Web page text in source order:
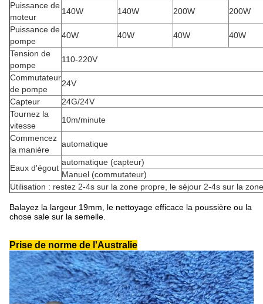
Puissance de
moteur
140W 140W 200W
200W
Puissance de
pompe
40W 40W 40W
40W
Tension de
pompe
110-220V
Commutateur
de pompe
24V
Capteur
24G/24V
Tournez la
vitesse
10m/minute
Commencez
la manière
automatique
Eaux d'égout
automatique (capteur)
Manuel (commutateur)
Utilisation : restez 2-4s sur la zone propre, le séjour 2-4s sur la
Balayez la largeur 19mm, le nettoyage efficace la poussière ou la
chose sale sur la semelle.
Prise de norme de l'Australie